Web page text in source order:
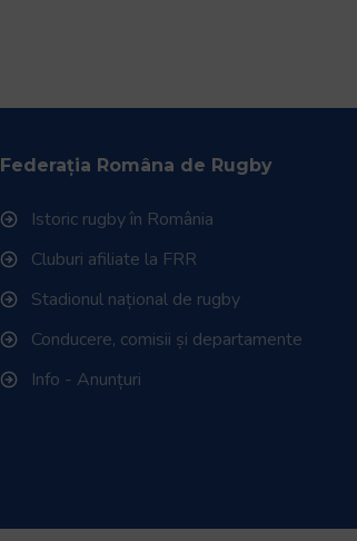
Federația Româna de Rugby
Istoric rugby în România
Cluburi afiliate la FRR
Stadionul național de rugby
Conducere, comisii și departamente
Info - Anunțuri